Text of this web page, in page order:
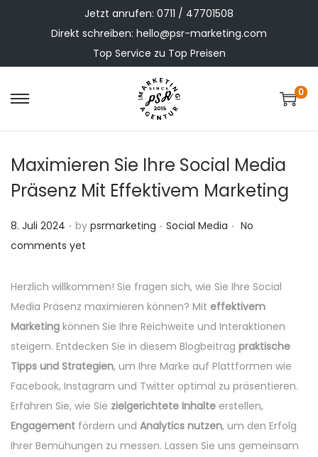
Jetzt anrufen: 0711 / 47701508
Direkt schreiben: hello@psr-marketing.com
Top Service zu Top Preisen
0
Maximieren Sie Ihre Social Media
Präsenz Mit Effektivem Marketing
P
o
t
e
d
o
n
8. Juli 2024 . by psrmarketing . P
t
e
d
i
n
Social Media . No
comments yet
Herzlich willkommen! Sie fragen sich, wie Sie Ihre Social
Media Präsenz maximieren können? Mit effektivem
Marketing können Sie Ihre Reichweite und Interaktionen
steigern. Entdecken Sie in diesem Blogbeitrag praktische
Tipps und Strategien, um Ihre Marke auf Plattformen wie
Facebook, Instagram und Twitter optimal zu präsentieren.
Erfahren Sie, wie Sie zielgerichtete Inhalte erstellen,
Engagement fördern und Analytics nutzen, um den Erfolg
Ihrer Bemühungen zu messen. Lassen Sie uns gemeinsam